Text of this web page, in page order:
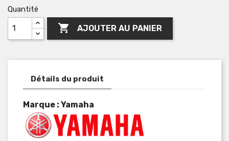
Quantité
 AJOUTER AU PANIER
Détails du produit
Marque : Yamaha